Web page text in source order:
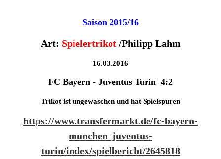
Saison 2015/16
Art: Spielertrikot/Philipp Lahm
16.03.2016
FC Bayern - Juventus Turin 4:2
Trikot ist ungewaschen und hat Spielspuren
https://www.transfermarkt.de/fc-bayern-
munchen_juventus-
turin/index/spielbericht/2645818